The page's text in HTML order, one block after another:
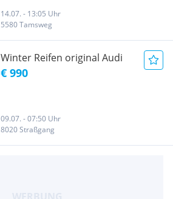
14.07. - 13:05 Uhr
5580 Tamsweg
Winter Reifen original Audi
€ 990
09.07. - 07:50 Uhr
8020 Straßgang